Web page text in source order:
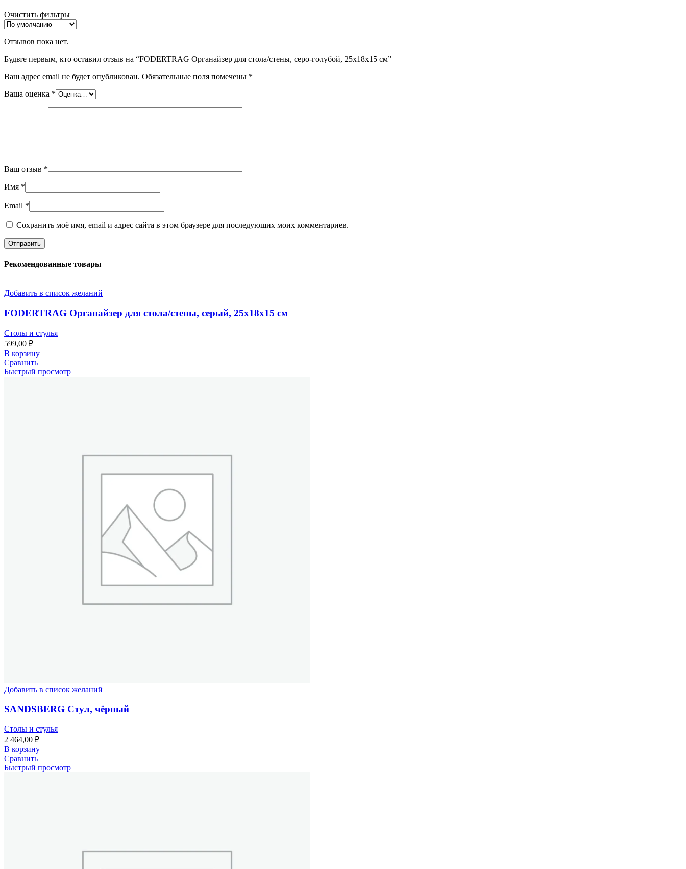
Очистить фильтры
Отзывов пока нет.
Будьте первым, кто оставил отзыв на “FODERTRAG Органайзер для стола/стены, серо-голубой, 25x18x15 см”
Ваш адрес email не будет опубликован. Обязательные поля помечены *
Ваша оценка *
Ваш отзыв *
Имя *
Email *
Сохранить моё имя, email и адрес сайта в этом браузере для последующих моих комментариев.
Рекомендованные товары
Добавить в список желаний
FODERTRAG Органайзер для стола/стены, серый, 25x18x15 см
Столы и стулья
599,00 ₽
В корзину
Сравнить
Быстрый просмотр
Добавить в список желаний
SANDSBERG Стул, чёрный
Столы и стулья
2 464,00 ₽
В корзину
Сравнить
Быстрый просмотр